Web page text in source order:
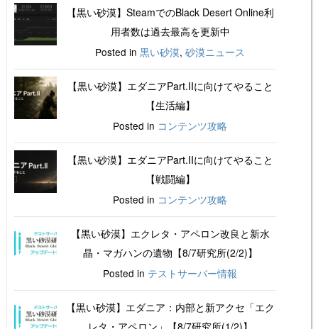
【黒い砂漠】SteamでのBlack Desert Online利
用者数は過去最高を更新中
Posted in 黒い砂漠, 砂漠ニュース
【黒い砂漠】エダニアPart.IIに向けてやること
【生活編】
Posted in コンテンツ攻略
【黒い砂漠】エダニアPart.IIに向けてやること
【戦闘編】
Posted in コンテンツ攻略
【黒い砂漠】エクレタ・アペロン改良と新水
晶・マガハンの遺物【8/7研究所(2/2)】
Posted in テストサーバー情報
【黒い砂漠】エダニア：内部と新アクセ「エク